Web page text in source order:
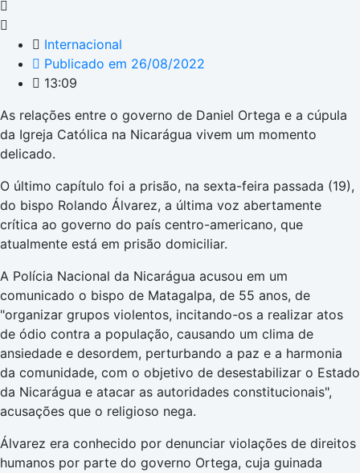
Internacional
Publicado em 26/08/2022
13:09
As relações entre o governo de Daniel Ortega e a cúpula
da Igreja Católica na Nicarágua vivem um momento
delicado.
O último capítulo foi a prisão, na sexta-feira passada (19),
do bispo Rolando Álvarez, a última voz abertamente
crítica ao governo do país centro-americano, que
atualmente está em prisão domiciliar.
A Polícia Nacional da Nicarágua acusou em um
comunicado o bispo de Matagalpa, de 55 anos, de
"organizar grupos violentos, incitando-os a realizar atos
de ódio contra a população, causando um clima de
ansiedade e desordem, perturbando a paz e a harmonia
da comunidade, com o objetivo de desestabilizar o Estado
da Nicarágua e atacar as autoridades constitucionais",
acusações que o religioso nega.
Álvarez era conhecido por denunciar violações de direitos
humanos por parte do governo Ortega, cuja guinada